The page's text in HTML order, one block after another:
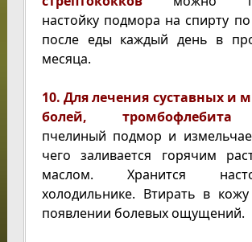
настойку подмора на спирту
после еды каждый день в
месяца.
10. Для лечения суставных
болей, тромбофлебита
пчелиный подмор и
чего заливается горячим
маслом. Хранится
холодильнике. Втирать в
появлении болевых ощущений.